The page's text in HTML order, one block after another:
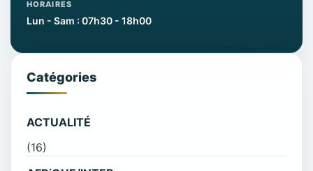
HORAIRES
Lun - Sam : 07h30 - 18h00
Catégories
ACTUALITÉ
(16)